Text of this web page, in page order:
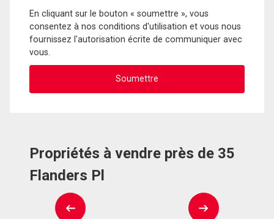
En cliquant sur le bouton « soumettre », vous
consentez à nos conditions d'utilisation et vous nous
fournissez l'autorisation écrite de communiquer avec
vous.
Propriétés à vendre près de 35
Flanders Pl